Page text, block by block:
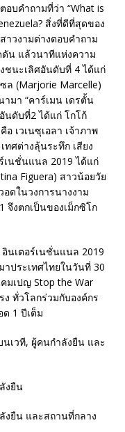
บคำถามที่ว่า “What is
สิ่งที่ดีที่สุดของ
าวงามต่างตอบคำถาม
ดัน แล้วนาทีแห่งความ
ชนะเลิศอันดับที่ 4 ได้แก่
ล (Marjorie Marcelle)
มา “คาร์เมน เดรตั้น
นดับที่2 ได้แก่ โกโก้
เวเนซุเอลา เจ้าภาพ
ทศต่างลุ้นระทึก เสียง
เนชั่นแนล 2019 ได้แก่
Figuera) สาวน้อยวัย
ดในวงการนางงาม
จึงตกเป็นของเม็กซิโก
นเตอร์เนชั่นแนล 2019
าประเทศไทยในวันที่ 30
มเปญ Stop the War
ทั่วโลกร่วมกับองค์กร
1 ปีเต็ม